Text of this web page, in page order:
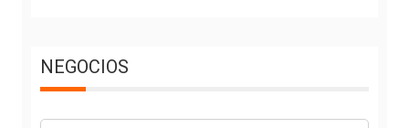
NEGOCIOS